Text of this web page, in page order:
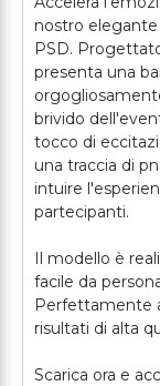
nostro
PSD.
presenta una
brivido
tocco di
una traccia di
intuire
partecipanti.
Il modello è
facile da
Perfettamente
risultati di alta
Scarica ora e